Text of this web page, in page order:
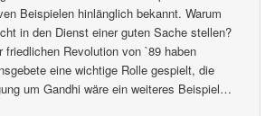
Beispielen hinlänglich bekannt. Warum
in den Dienst einer guten Sache stellen?
friedlichen Revolution von `89 haben
eine wichtige Rolle gespielt, die
um Gandhi wäre ein weiteres Beispiel…